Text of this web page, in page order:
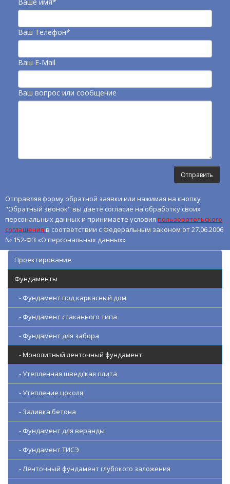
Ваш Телефон*
Ваш E-Mail
Ваш вопрос или сообщение
Отправляя форму обратной заявки или нажимая на кнопку
"Обратный звонок" вы даете согласие на обработку своих
персональных данных и принимаете условия пользовательского
соглашения в соответствии с Федеральным законом от 27.06.2006
№ 152-ФЗ «О персональных данных»
Проектирование
Фундаменты
- Фундамент под каркасный дом
- Фундамент стаканного типа
- Фундамент для забора
- Монолитный ленточный фундамент
- Утепленная шведская плита
- Утепление цоколя
- Заливка бетона
- Фундамент для веранды
- Фундамент ТИСЭ
- Ленточный фундамент глубокого заложения